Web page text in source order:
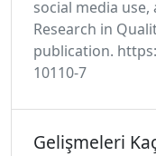
social media
Research in
publication.
10110-7
Gelişmeleri